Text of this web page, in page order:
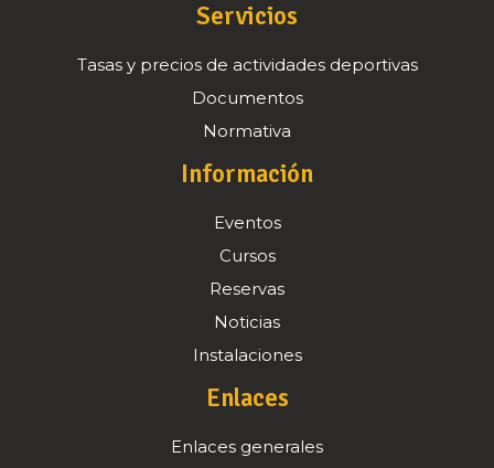
Servicios
Tasas y precios de actividades deportivas
Documentos
Normativa
Información
Eventos
Cursos
Reservas
Noticias
Instalaciones
Enlaces
Enlaces generales